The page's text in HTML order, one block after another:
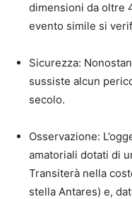
dimensioni da oltre
evento simile si
Sicurezza:
sussiste alcun
secolo.
Osservazione:
amatoriali dotati di
Transiterà nella
stella Antares) e,